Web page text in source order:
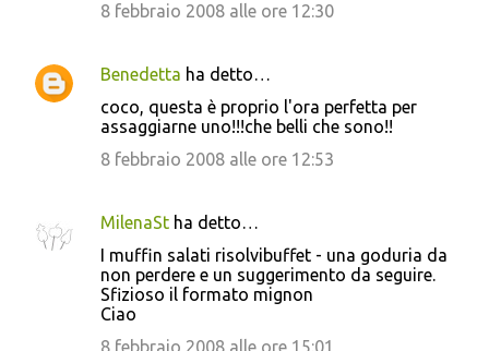
8 febbraio 2008 alle ore 12:30
Benedetta ha detto…
coco, questa è proprio l'ora perfetta per
assaggiarne uno!!!che belli che sono!!
8 febbraio 2008 alle ore 12:53
MilenaSt ha detto…
I muffin salati risolvibuffet - una goduria da
non perdere e un suggerimento da seguire.
Sfizioso il formato mignon
Ciao
8 febbraio 2008 alle ore 15:01